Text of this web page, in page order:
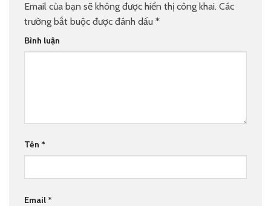
Email của bạn sẽ không được hiển thị công khai. Các
trường bắt buộc được đánh dấu *
Bình luận
Tên *
Email *